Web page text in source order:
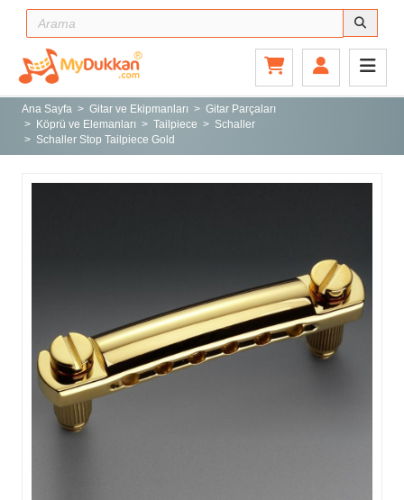
Ana Sayfa
Gitar ve Ekipmanları
Sahne ve Stüdyo
Türk Müziği Enstrümanları
Kitap
Yeni Gelenler
Kampanyalar
Ana Sayfa Gitar ve Ekipmanları
Gitar Parçaları
Köprü ve Elemanları
Tailpiece
Schaller
Schaller Stop Tailpiece Gold